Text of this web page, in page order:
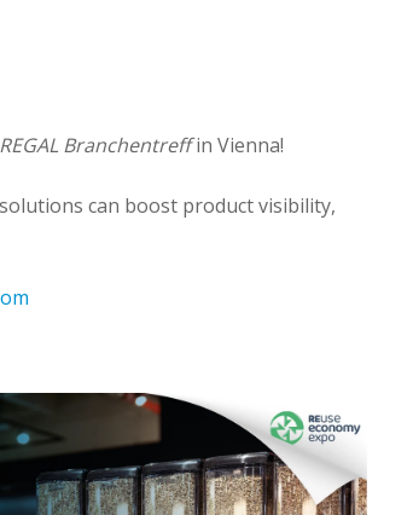
REGAL Branchentreffin Vienna!
can boost product visibility,